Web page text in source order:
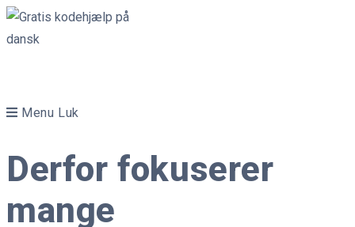
Skip
to
Menu Luk
Derfor fokuserer
mange